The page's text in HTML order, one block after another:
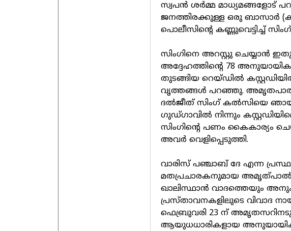
സ്വപന്‍ ശര്‍മ്മ മാധ്യമങ്ങളോട്
ജനത്തിരക്കുള്ള ഒരു ബാസാര്‍
പൊലീസിന്റെ കണ്ണുവെട്ടിച്ച്
സിംഗിനെ അറസ്റ്റു ചെയ്യാന്‍
അദ്ദേഹത്തിന്റെ 78
തുടങ്ങിയ റെയ്ഡില്‍
വൃത്തങ്ങള്‍ പറഞ്ഞു. അമൃതപാല്‍
ദല്‍ജീത് സിംഗ് കല്‍സിയെ
ഗുഡ്ഗാവില്‍ നിന്നും
സിംഗിന്റെ പണം കൈകാര്യം
അവര്‍ വെളിപ്പെടുത്തി.
വാരിസ് പഞ്ചാബ് ദേ എന്ന
മതപ്രചാരകനുമായ അമൃത്പാല്‍
ഖാലിസ്ഥാന്‍ വാദത്തെയും
പ്രസ്താവനകളിലുടെ വിവാദ
ഫെബ്രുവരി 23 ന്
ആയുധധാരികളായ